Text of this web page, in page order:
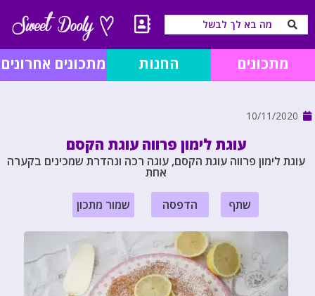
מתכונים החנות מתכונים אחרונים
10/11/2020
עוגת לימון פרווה עוגת הקסם
עוגת לימון פרווה עוגת הקסם, עוגה רכה ונהדרת שמכינים בקערה
אחת
שתף הדפסה שמור מתכון